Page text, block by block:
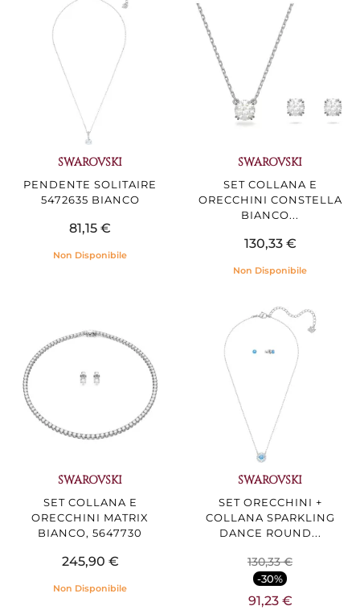
SWAROVSKI
PENDENTE SOLITAIRE
5472635 BIANCO
81,15 €
Non Disponibile
SWAROVSKI
SET COLLANA E
ORECCHINI CONSTELLA
BIANCO...
130,33 €
Non Disponibile
SWAROVSKI
SET COLLANA E
ORECCHINI MATRIX
BIANCO, 5647730
245,90 €
Non Disponibile
SWAROVSKI
SET ORECCHINI +
COLLANA SPARKLING
DANCE ROUND...
130,33 €
-30%
91,23 €